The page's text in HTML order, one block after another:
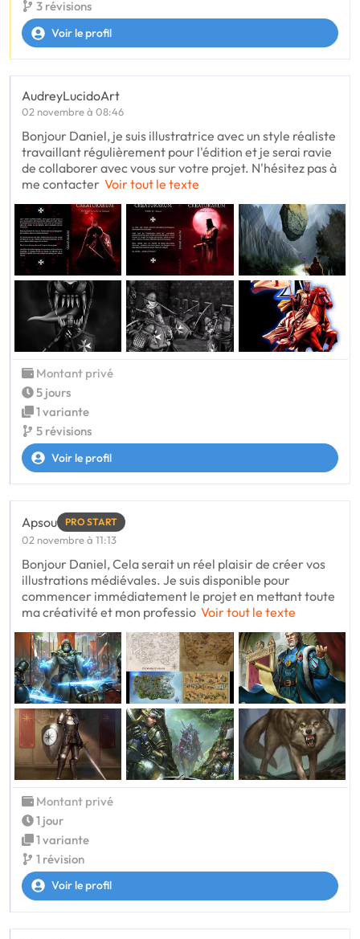
3 révisions
Voir le profil
AudreyLucidoArt
02 novembre à 08:46
Bonjour Daniel, je suis illustratrice avec un style réaliste
travaillant régulièrement pour l'édition et je serai ravie
de collaborer avec vous sur votre projet. N'hésitez pas à
me contacter Voir tout le texte
Montant privé
5 jours
1 variante
5 révisions
Voir le profil
Apsou PRO START
02 novembre à 11:13
Bonjour Daniel, Cela serait un réel plaisir de créer vos
illustrations médiévales. Je suis disponible pour
commencer immédiatement le projet en mettant toute
ma créativité et mon professio Voir tout le texte
Montant privé
1 jour
1 variante
1 révision
Voir le profil